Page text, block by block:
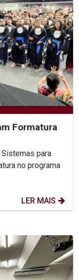
Formatura
para
no programa
LER MAIS